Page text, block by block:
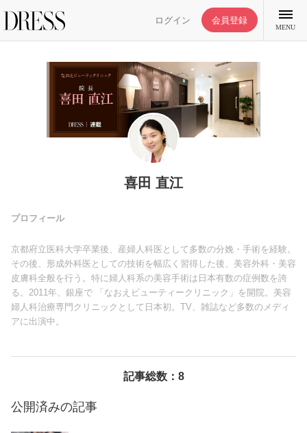
ログイン 会員登録
MENU
特集記事
ライフスタイル
ファッション
恋愛/結婚/離婚
ワークスタイル
妊娠/出産/家族
喜田 直江
プロフィール
京都府立医科大学卒業後、産婦人科医として多数の分娩・手術を経験。
その後、形成外科医としての技術を幅広く習得した後、美容外科・美容
皮膚科全般を行う。特に婦人科系の美容手術は日本有数の症例数を誇
る。2011年、銀座で 「なおえビューティークリニック」を開院。美容
婦人科治療専門クリニックとして日本初。TV、雑誌など多数のメディ
アに出演中。
記事総数：8
公開済みの記事